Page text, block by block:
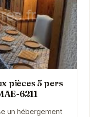
pièces 5 pers
6211
un hébergement